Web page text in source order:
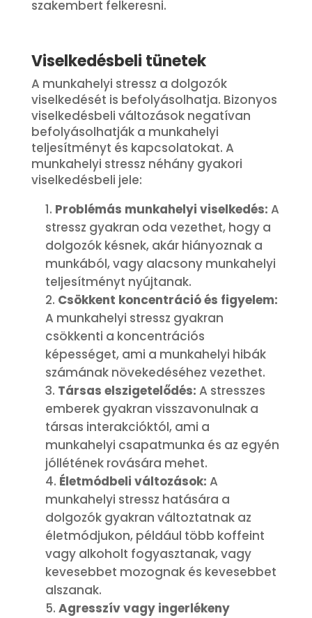
szakembert felkeresni.
Viselkedésbeli tünetek
A munkahelyi stressz a dolgozók
viselkedését is befolyásolhatja. Bizonyos
viselkedésbeli változások negatívan
befolyásolhatják a munkahelyi
teljesítményt és kapcsolatokat. A
munkahelyi stressz néhány gyakori
viselkedésbeli jele:
Problémás munkahelyi viselkedés: A
stressz gyakran oda vezethet, hogy a
dolgozók késnek, akár hiányoznak a
munkából, vagy alacsony munkahelyi
teljesítményt nyújtanak.
Csökkent koncentráció és figyelem:
A munkahelyi stressz gyakran
csökkenti a koncentrációs
képességet, ami a munkahelyi hibák
számának növekedéséhez vezethet.
Társas elszigetelődés: A stresszes
emberek gyakran visszavonulnak a
társas interakcióktól, ami a
munkahelyi csapatmunka és az egyén
jóllétének rovására mehet.
Életmódbeli változások: A
munkahelyi stressz hatására a
dolgozók gyakran változtatnak az
életmódjukon, például több koffeint
vagy alkoholt fogyasztanak, vagy
kevesebbet mozognak és kevesebbet
alszanak.
Agresszív vagy ingerlékeny